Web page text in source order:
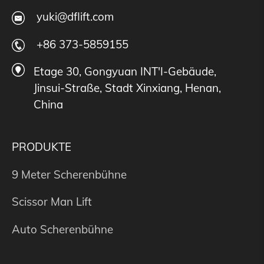
yuki@dflift.com
+86 373-5859155
Etage 30, Gongyuan INT'I-Gebäude,
Jinsui-Straße, Stadt Xinxiang, Henan,
China
PRODUKTE
9 Meter Scherenbühne
Scissor Man Lift
Auto Scherenbühne